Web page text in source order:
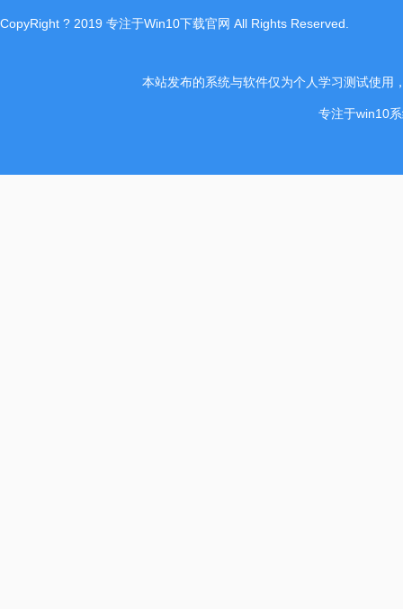
CopyRight ? 2019 专注于Win10下载官网 All Rights Reserved.
本站发布的系统与软件仅为个人学习测试使用
专注于win10